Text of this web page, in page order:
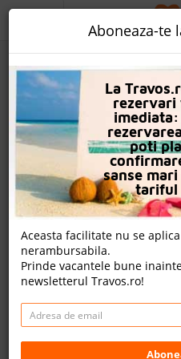
Marine
Tigaki, Insula Kos, Grecia
Cazare
Charter avion
Detalii hotel
PROMO
CAUTA REZERVARE
OFERTA PERSONALIZATA
DESPRE NOI
LOGIN
CAZARE
CHARTER AVION
CAZARE + AUTOCAR
CONTACT
Aboneaza-te
La
rezervari
poti
sanse
tariful
Aceasta facilitate nu se
nerambursabila.
Prinde vacantele bune
newsletterul Travos.ro!